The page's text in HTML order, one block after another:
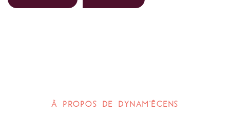
À PROPOS DE DYNAM'ÊCENS